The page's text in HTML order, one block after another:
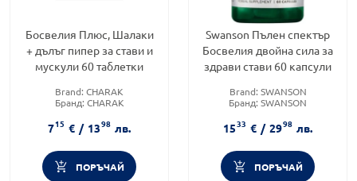
Босвелия Плюс, Шалаки
+ дълъг пипер за стави и
мускули 60 таблетки
Brand: CHARAK
Бранд: CHARAK
двигателна система
715 € / 1398 лв.
ПОРЪЧАЙ
Swanson Пълен спектър
Босвелия двойна сила за
здрави стави 60 капсули
Brand: SWANSON
Бранд: SWANSON
1533 € / 2998 лв.
ПОРЪЧАЙ